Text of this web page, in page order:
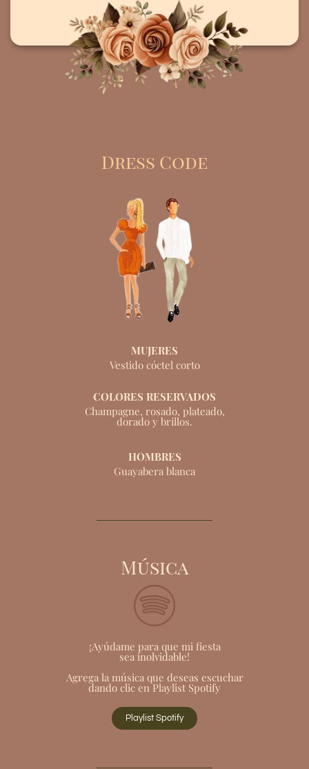
Dress Code
MUJERES
Vestido cóctel corto
COLORES RESERVADOS
Champagne, rosado, plateado,
dorado y brillos.
HOMBRES
Guayabera blanca
Música
¡Ayúdame para que mi fiesta
sea inolvidable!
Agrega la música que deseas escuchar
dando clic en Playlist Spotify
Playlist Spotify